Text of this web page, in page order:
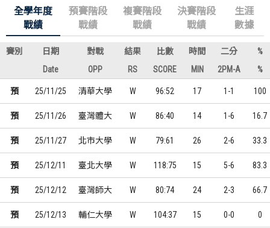
全學年度
戰績
預賽階段
戰績
複賽階段
戰績
決賽階段
戰績
生涯
數據
賽別 日期 對戰 結果 比數 時間 二分
%
Date
OPP RS SCORE MIN 2PM-A %
預 25/11/25 清華大學 W 96:52 17 1-1 100
預 25/11/26 臺灣體大 W 86:40 14 1-6 16.7
預 25/11/27 北市大學 W 79:61 26 2-6 33.3
預 25/12/11 臺北大學 W 118:75 15 5-6 83.3
預 25/12/12 臺灣師大 W 80:74 24 2-3 66.7
預 25/12/13 輔仁大學 W 104:37 15 0-0 0